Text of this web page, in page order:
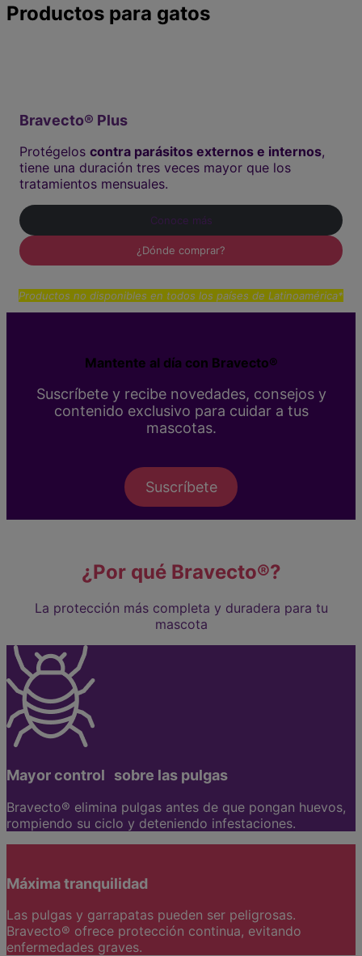
Productos para gatos
Bravecto® Plus
Protégelos contra parásitos externos e internos,
tiene una duración tres veces mayor que los
tratamientos mensuales.
Conoce más
¿Dónde comprar?
Productos no disponibles en todos los países de Latinoamérica*
Mantente al día con Bravecto®
Suscríbete y recibe novedades, consejos y
contenido exclusivo para cuidar a tus
mascotas.
Suscríbete
¿Por qué Bravecto®?
La protección más completa y duradera para tu
mascota
Mayor control sobre las pulgas
Bravecto® elimina pulgas antes de que pongan huevos,
rompiendo su ciclo y deteniendo infestaciones.
Máxima tranquilidad
Las pulgas y garrapatas pueden ser peligrosas.
Bravecto® ofrece protección continua, evitando
enfermedades graves.